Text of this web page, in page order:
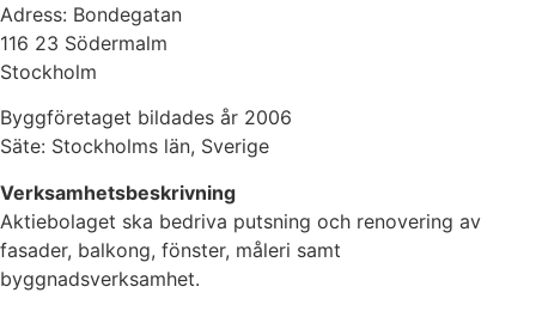
Adress: Bondegatan
116 23 Södermalm
Stockholm
Byggföretaget bildades år 2006
Säte: Stockholms län, Sverige
Verksamhetsbeskrivning
Aktiebolaget ska bedriva putsning och renovering av
fasader, balkong, fönster, måleri samt
byggnadsverksamhet.